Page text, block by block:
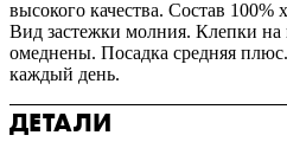
высокого качества. Состав
Вид застежки молния. Клепки на
омеднены. Посадка средняя
каждый день.
ДЕТАЛИ